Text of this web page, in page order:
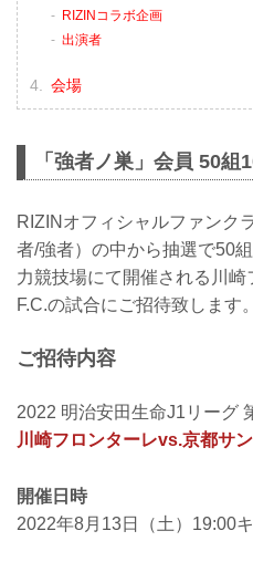
RIZINコラボ企画
出演者
会場
「強者ノ巣」会員 50組
RIZINオフィシャルファンク
者/強者）の中から抽選で50
力競技場にて開催される川
F.C.の試合にご招待致します。
ご招待内容
2022 明治安田生命J1リーグ
川崎フロンターレvs.京都サ
開催日時
2022年8月13日（土）19:00